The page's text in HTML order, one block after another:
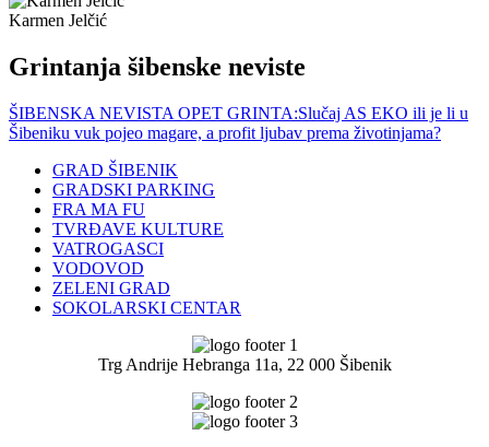
Karmen Jelčić
Grintanja šibenske neviste
ŠIBENSKA NEVISTA OPET GRINTA:Slučaj AS EKO ili je li u
Šibeniku vuk pojeo magare, a profit ljubav prema životinjama?
GRAD ŠIBENIK
GRADSKI PARKING
FRA MA FU
TVRĐAVE KULTURE
VATROGASCI
VODOVOD
ZELENI GRAD
SOKOLARSKI CENTAR
Trg Andrije Hebranga 11a, 22 000 Šibenik